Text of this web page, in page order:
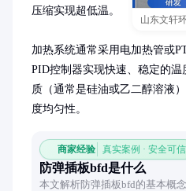
山东文轩
压缩实现超低温。
加热系统通常采用电加热管或
PID控制器实现快速、稳定的
质（通常是硅油或乙二醇溶液
度均匀性。
商家经验 真实案例 · 安全可信
防弹插板bfd是什么
本文解析防弹插板bfd的基本概